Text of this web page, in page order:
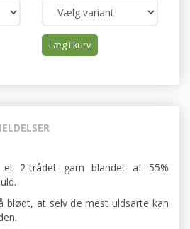
Læg i kurv
2-trådet garn blandet af 55%
blødt, at selv de mest uldsarte kan